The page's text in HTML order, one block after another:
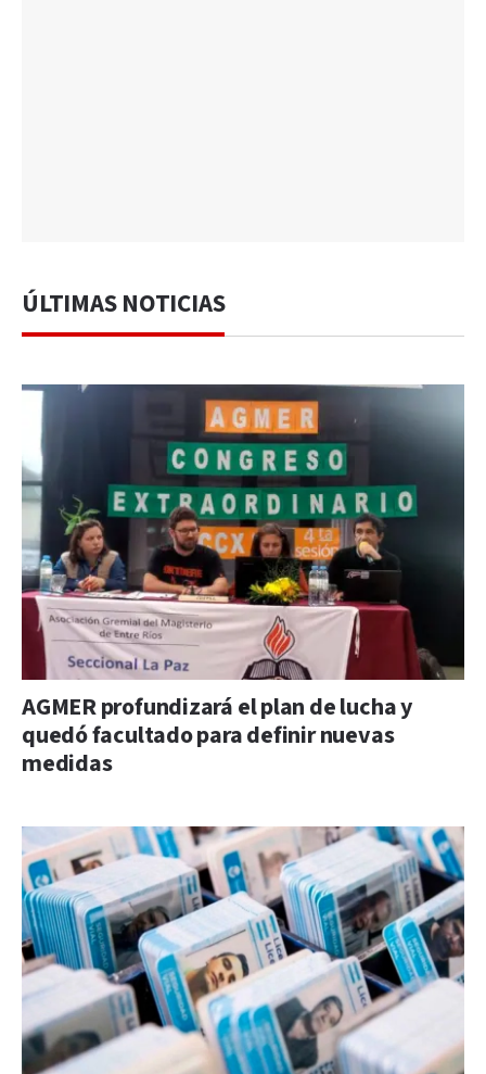
ÚLTIMAS NOTICIAS
AGMER profundizará el plan de lucha y
quedó facultado para definir nuevas
medidas